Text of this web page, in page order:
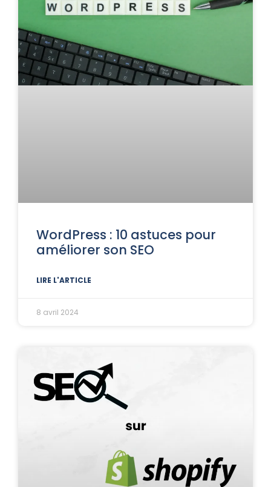
WordPress : 10 astuces pour
améliorer son SEO
LIRE L'ARTICLE
8 avril 2024